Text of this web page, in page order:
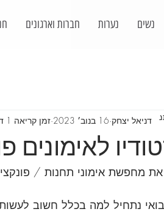
נשים נערות חברות וארגונים
לאימונים
דניאל יצחק 16 בנוב׳ 2023 זמן קריאה 1 דקות
מחפשת אימוני תחנות /
נתחיל למה בכלל חשוב לעשות